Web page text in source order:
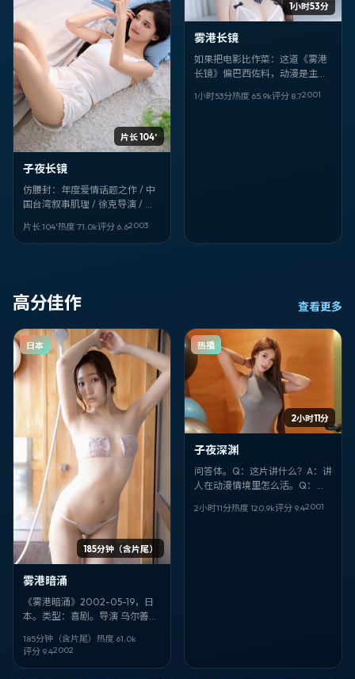
片长 104′
子夜长镜
仿腰封：年度爱情话题之作 / 中
国台湾叙事肌理 / 徐克导演 / 香
长镜》，2003-07-05 值得记入
片单。
片长 104′热度 71.0k评分 6.62003
1小时53分
雾港长镜
如果把电影比作菜：这道《雾港
长镜》偏巴西佐料，动漫是主
之介、小栗旬负责「提鲜」。
1小时53分热度 65.9k评分 8.72001
高分佳作 查看更多
185分钟（含片尾）
日本
雾港暗涌
《雾港暗涌》2002-05-19，日
本。类型：喜剧。导演 乌尔善。
不剧透——看完你会想重排自己
的「信任名单」。
185分钟（含片尾） 热度 61.0k
评分 9.42002
2小时11分
热播
子夜深渊
问答体。Q：这片讲什么？A：讲
人在动漫情境里怎么活。Q：谁
演？A：长泽雅美、菅田将晖。
2小时11分热度 120.9k评分 9.42001